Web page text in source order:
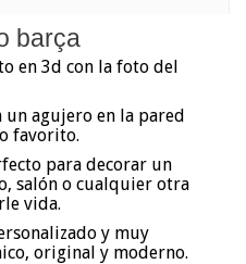
barça
en 3d con la foto del
agujero en la pared
favorito.
para decorar un
salón o cualquier otra
vida.
y muy
original y moderno.